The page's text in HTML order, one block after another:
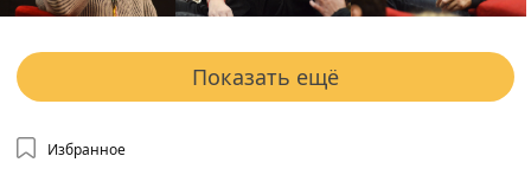
Показать ещё
Избранное